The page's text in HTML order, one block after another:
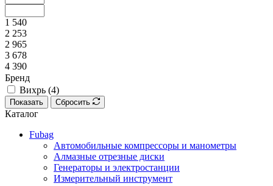
1 540
2 253
2 965
3 678
4 390
Бренд
Вихрь (4)
Показать Сбросить
Каталог
Fubag
Автомобильные компрессоры и манометры
Алмазные отрезные диски
Генераторы и электростанции
Измерительный инструмент